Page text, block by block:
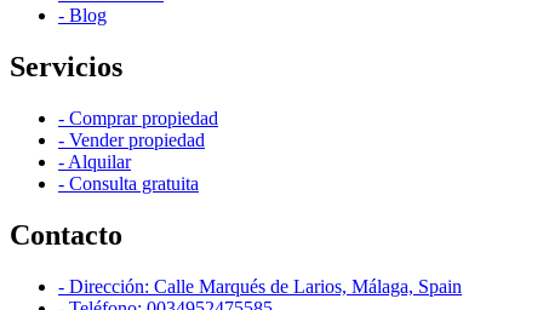
- Blog
Servicios
- Comprar propiedad
- Vender propiedad
- Alquilar
- Consulta gratuita
Contacto
- Dirección: Calle Marqués de Larios, Málaga, Spain